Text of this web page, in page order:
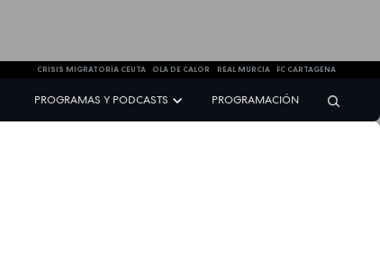
CRISIS MIGRATORIA CEUTA OLA DE CALOR REAL MURCIA FC CARTAGENA
PROGRAMAS Y PODCASTS PROGRAMACIÓN